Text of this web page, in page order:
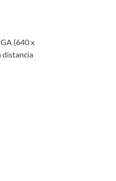
(640 x
distancia